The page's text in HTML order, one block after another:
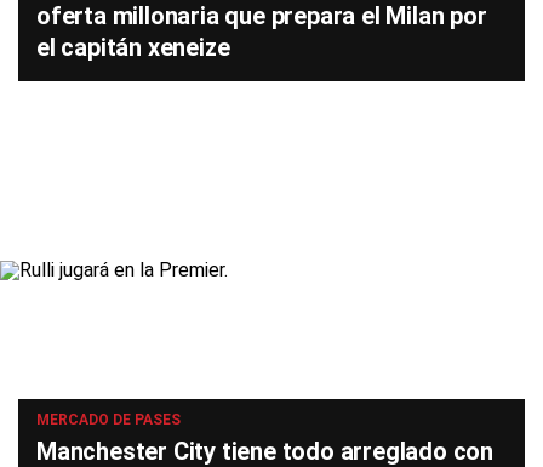
oferta millonaria que prepara el Milan por
el capitán xeneize
MERCADO DE PASES
Manchester City tiene todo arreglado con